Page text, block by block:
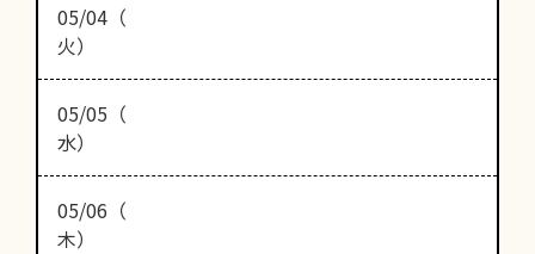
05/04（
火）
05/05（
水）
05/06（
木）